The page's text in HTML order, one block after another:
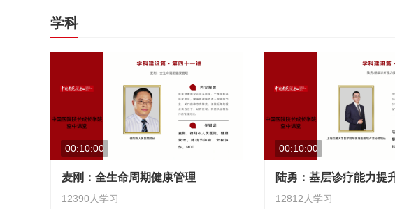
学科
00:10:00
麦刚：全生命周期健康管理
12390人学习
00:10:00
12812人学习